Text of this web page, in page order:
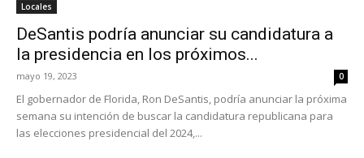
Locales
DeSantis podría anunciar su candidatura a
la presidencia en los próximos...
mayo 19, 2023 0
El gobernador de Florida, Ron DeSantis, podría anunciar la próxima
semana su intención de buscar la candidatura republicana para
las elecciones presidencial del 2024,...